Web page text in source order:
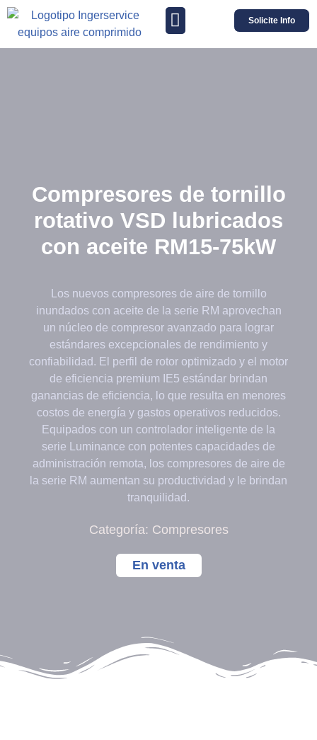
Solicite Info
Compresores de tornillo
rotativo VSD lubricados
con aceite RM15-75kW
Los nuevos compresores de aire de tornillo
inundados con aceite de la serie RM aprovechan
un núcleo de compresor avanzado para lograr
estándares excepcionales de rendimiento y
confiabilidad. El perfil de rotor optimizado y el motor
de eficiencia premium IE5 estándar brindan
ganancias de eficiencia, lo que resulta en menores
costos de energía y gastos operativos reducidos.
Equipados con un controlador inteligente de la
serie Luminance con potentes capacidades de
administración remota, los compresores de aire de
la serie RM aumentan su productividad y le brindan
tranquilidad.
Categoría: Compresores
En venta